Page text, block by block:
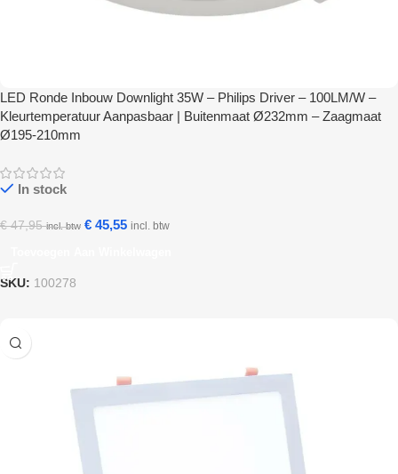
LED Ronde Inbouw Downlight 35W – Philips Driver – 100LM/W –
Kleurtemperatuur Aanpasbaar | Buitenmaat Ø232mm – Zaagmaat
Ø195-210mm
In stock
€47,95 incl. btw € 45,55 incl. btw
SKU: 100278